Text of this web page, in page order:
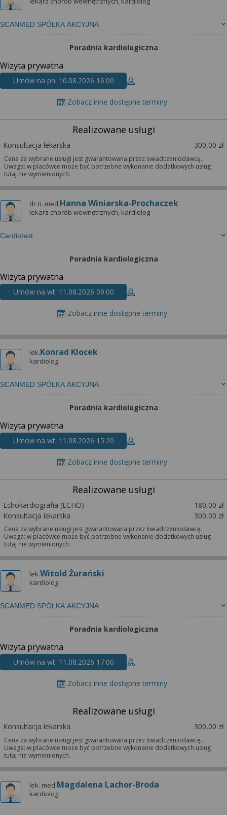
SCANMED SPÓŁKA AKCYJNA
Poradnia kardiologiczna
Wizyta prywatna
Umów na pn. 10.08.2026 16:00
Zobacz inne dostępne terminy
Realizowane usługi
Konsultacja lekarska 300,00 zł
Cena za wybrane usługi jest gwarantowana przez świadczeniodawcę.
Uwaga: w placówce może być potrzebne wykonanie dodatkowych usług
tutaj nie wymienionych.
dr n. med.Hanna Winiarska-Prochaczek
lekarz chorób wewnętrznych, kardiolog
Cardiotest
Poradnia kardiologiczna
Wizyta prywatna
Umów na wt. 11.08.2026 09:00
Zobacz inne dostępne terminy
lek.Konrad Klocek
kardiolog
SCANMED SPÓŁKA AKCYJNA
Poradnia kardiologiczna
Wizyta prywatna
Umów na wt. 11.08.2026 15:20
Zobacz inne dostępne terminy
Realizowane usługi
Echokardiografia (ECHO)
180,00 zł
Konsultacja lekarska
300,00 zł
Cena za wybrane usługi jest gwarantowana przez świadczeniodawcę.
Uwaga: w placówce może być potrzebne wykonanie dodatkowych usług
tutaj nie wymienionych.
lek.Witold Żurański
kardiolog
SCANMED SPÓŁKA AKCYJNA
Poradnia kardiologiczna
Wizyta prywatna
Umów na wt. 11.08.2026 17:00
Zobacz inne dostępne terminy
Realizowane usługi
Konsultacja lekarska 300,00 zł
Cena za wybrane usługi jest gwarantowana przez świadczeniodawcę.
Uwaga: w placówce może być potrzebne wykonanie dodatkowych usług
tutaj nie wymienionych.
lek. med.Magdalena Lachor-Broda
kardiolog
możesz też wycofać zgodę na przetwarzanie Twoich
danych tylko w niektórych celach. Jeżeli chcesz
dowiedzieć się więcej lub chcesz przeprowadzić
konfigurację szczegółową, to możesz tego dokonać
za pomocą „Ustawień zaawansowanych”.
Więcej informacji na temat wykorzystywania
narzędzi zewnętrznych w naszym serwisie
znajdziesz w Regulaminie Serwisu.